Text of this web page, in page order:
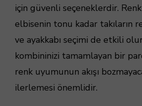
için güvenli seçeneklerdir.
elbisenin tonu kadar takıların
ve ayakkabı seçimi de etkili
kombininizi tamamlayan bir
renk uyumunun akışı
ilerlemesi önemlidir.